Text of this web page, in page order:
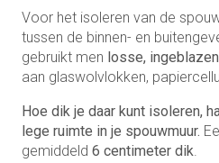
Voor het isoleren van de
tussen de binnen- en
gebruikt men losse,
aan glaswolvlokken,
Hoe dik je daar kunt isoleren,
lege ruimte in je spouwmuur.
gemiddeld 6 centimeter dik